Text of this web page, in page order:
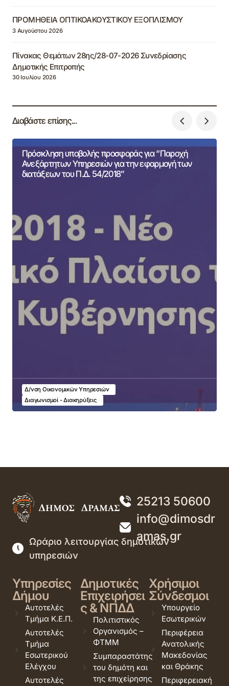
ΠΡΟΜΗΘΕΙΑ ΟΠΤΙΚΟΑΚΟΥΣΤΙΚΟΥ ΕΞΟΠΛΙΣΜΟΥ
3 Αυγούστου 2026
Πίνακας Θεμάτων 28ης/28-07-2026 Συνεδρίασης
Δημοτικής Επιτροπής
30 Ιουλίου 2026
Διαβάστε επίσης...
Πρόσκληση υποβολής προσφοράς για “Παροχή
Ανεξάρτητων Υπηρεσιών για την εφαρμογή των
διατάξεων του Π.Δ. 54/2018”
Δ/νση Οικονομικών Υπηρεσιών
Διαγωνισμοί - Διακηρύξεις
25213 50600
info@dimosdr
amas.gr
Ωράριο λειτουργίας δημοτικών
υπηρεσιών
Υπηρεσίες
Δήμου
Αυτοτελές
Τμήμα Κ.Ε.Π.
Αυτοτελές
Τμήμα
Εσωτερικού
Ελέγχου
Αυτοτελές
Δημοτικές
Επιχειρήσει
ς & ΝΠΔΔ
Πολιτιστικός
Οργανισμός –
ΦΤΜΜ
Συμπαραστάτης
του δημότη και
της επιχείρησης
Χρήσιμοι
Σύνδεσμοι
Υπουργείο
Εσωτερικών
Περιφέρεια
Ανατολικής
Μακεδονίας
και Θράκης
Περιφερειακή